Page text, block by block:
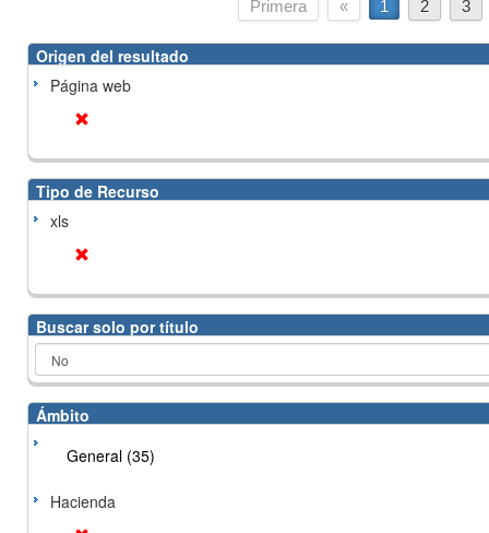
Primera « 1 2 3
Origen del resultado
Página web
Tipo de Recurso
xls
Buscar solo por título
Ámbito
General (35)
Hacienda